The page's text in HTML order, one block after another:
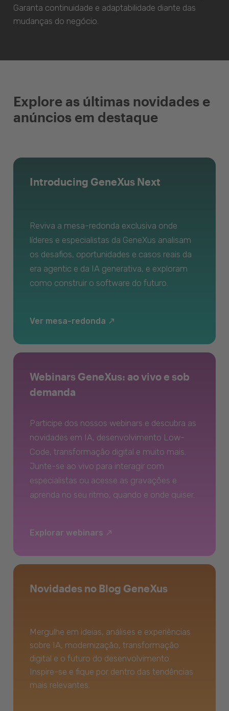
Garanta continuidade e adaptabilidade diante das
mudanças do negócio.
Explore as últimas novidades e
anúncios em destaque
Introducing GeneXus Next
Reviva a mesa-redonda exclusiva onde
líderes e especialistas da GeneXus analisam
os desafios, oportunidades e casos reais da
era agentic e da IA generativa, e exploram
como construir o software do futuro.
Ver mesa-redonda
Webinars GeneXus: ao vivo e sob
demanda
Participe dos nossos webinars e descubra as
novidades em IA, desenvolvimento Low-
Code, transformação digital e muito mais.
Junte-se ao vivo para interagir com
especialistas ou acesse as gravações e
aprenda no seu ritmo, quando e onde quiser.
Explorar webinars
Novidades no Blog GeneXus
Mergulhe em ideias, análises e experiências
sobre IA, modernização, transformação
digital e o futuro do desenvolvimento.
Inspire-se e fique por dentro das tendências
mais relevantes.